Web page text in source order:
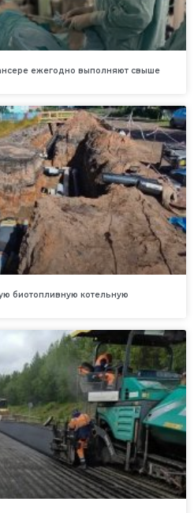
ежегодно выполняют свыше
биотопливную котельную